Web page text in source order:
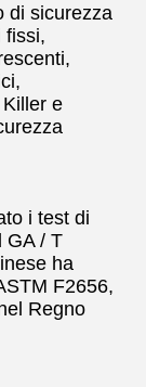
di sicurezza
fissi,
e
i test di
GA / T
ha
F2656,
Regno